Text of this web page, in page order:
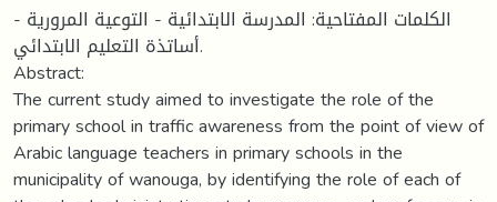
الكلمات المفتاحية: المدرسة الابتدائية - التوعية المرورية -
أساتذة التعليم الابتدائي.
Abstract:
The current study aimed to investigate the role of the
primary school in traffic awareness from the point of view of
Arabic language teachers in primary schools in the
municipality of wanouga, by identifying the role of each of